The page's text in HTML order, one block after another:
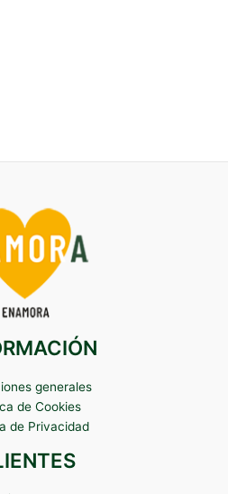
generales
de Cookies
de Privacidad